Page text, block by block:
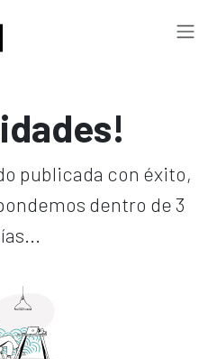
publicada con éxito,
dentro de 3